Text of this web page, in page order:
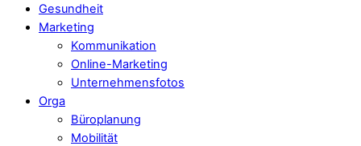
Gesundheit
Marketing
Kommunikation
Online-Marketing
Unternehmensfotos
Orga
Büroplanung
Mobilität